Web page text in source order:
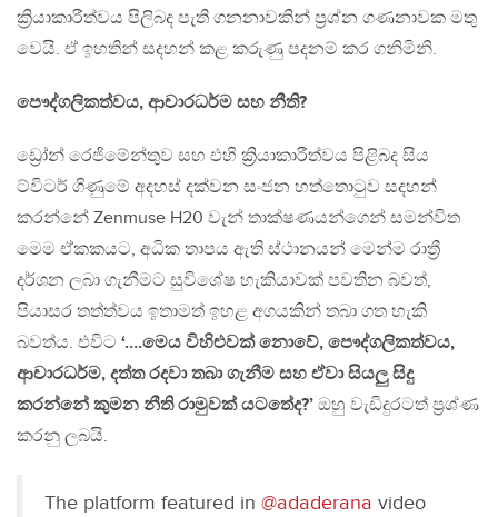
ක්‍රියාකාරීත්වය පිලිබද පැති ගනනාවකින් ප්‍රශ්න ගණනාවක මතු
වෙයි. ඒ ඉහතින් සදහන් කළ කරුණු පදනම් කර ගනිමිනි.
පෞද්ගලිකත්වය, ආචාරධර්ම සහ නීති?
ඩ්‍රෝන් රෙජිමේන්තුව සහ එහි ක්‍රියාකාරීත්වය පිළිබද සිය
ට්විටර් ගිණුමේ අදහස් දක්වන සංජන හත්තොටුව සදහන්
කරන්නේ Zenmuse H20 වැන් තාක්ෂණයන්ගෙන් සමන්විත
මෙම ඒකකයට, අධික තාපය ඇති ස්ථානයන් මෙන්ම රාත්‍රී
දර්ශන ලබා ගැනීමට සුවිශේෂ හැකියාවක් පවතින බවත්,
පියාසර තත්ත්වය ඉතාමත් ඉහළ අගයකින් තබා ගත හැකි
බවත්ය. එවිට ‘….මෙය විහිළුවක් නොවේ, පෞද්ගලිකත්වය,
ආචාරධර්ම, දත්ත රදවා තබා ගැනීම සහ ඒවා සියලු සිදු
කරන්නේ කුමන නීති රාමුවක් යටතේද?’ ඔහු වැඩිදුරටත් ප්‍රශ්ණ
කරනු ලබයි.
The platform featured in @adaderana video